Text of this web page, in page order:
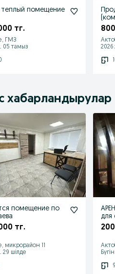
помещение
тг.
ГМЗ
05 тамыз
хабарландырулар
помещение по
тг.
микрорайон 11
29 шілде
для
9